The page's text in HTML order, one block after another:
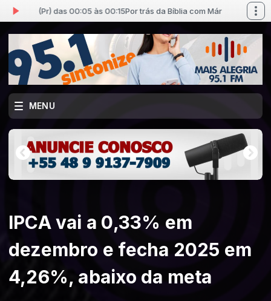
(Pr) das 00:05 às 00:15Por trás da Bíblia com Márcio Batista (Pr) das
MENU
IPCA vai a 0,33% em
dezembro e fecha 2025 em
4,26%, abaixo da meta